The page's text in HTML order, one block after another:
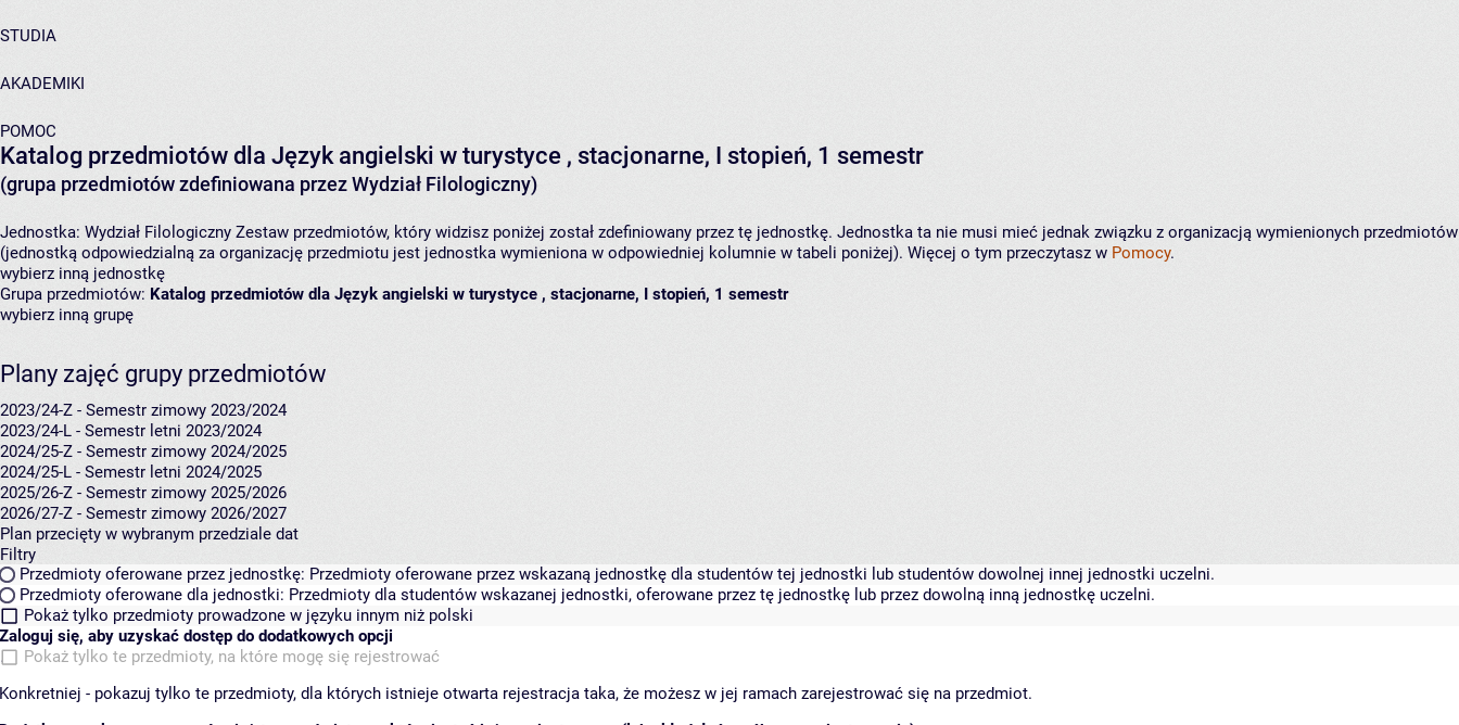
STUDIA
AKADEMIKI
POMOC
Katalog przedmiotów dla Język angielski w turystyce , stacjonarne, I stopień, 1 semestr
(grupa przedmiotów zdefiniowana przez Wydział Filologiczny)
Jednostka: Wydział Filologiczny Zestaw przedmiotów, który widzisz poniżej został zdefiniowany przez tę jednostkę. Jednostka ta nie musi mieć jednak związku z organizacją wymienionych przedmiotów
(jednostką odpowiedzialną za organizację przedmiotu jest jednostka wymieniona w odpowiedniej kolumnie w tabeli poniżej). Więcej o tym przeczytasz w Pomocy.
wybierz inną jednostkę
Grupa przedmiotów: Katalog przedmiotów dla Język angielski w turystyce , stacjonarne, I stopień, 1 semestr
wybierz inną grupę
Plany zajęć grupy przedmiotów
2023/24-Z - Semestr zimowy 2023/2024
2023/24-L - Semestr letni 2023/2024
2024/25-Z - Semestr zimowy 2024/2025
2024/25-L - Semestr letni 2024/2025
2025/26-Z - Semestr zimowy 2025/2026
2026/27-Z - Semestr zimowy 2026/2027
Plan przecięty w wybranym przedziale dat
Filtry
Przedmioty oferowane przez jednostkę: Przedmioty oferowane przez wskazaną jednostkę dla studentów tej jednostki lub studentów dowolnej innej jednostki uczelni.
Przedmioty oferowane dla jednostki: Przedmioty dla studentów wskazanej jednostki, oferowane przez tę jednostkę lub przez dowolną inną jednostkę uczelni.
Pokaż tylko przedmioty prowadzone w języku innym niż polski
Zaloguj się, aby uzyskać dostęp do dodatkowych opcji
Pokaż tylko te przedmioty, na które mogę się rejestrować
Konkretniej - pokazuj tylko te przedmioty, dla których istnieje otwarta rejestracja taka, że możesz w jej ramach zarejestrować się na przedmiot.